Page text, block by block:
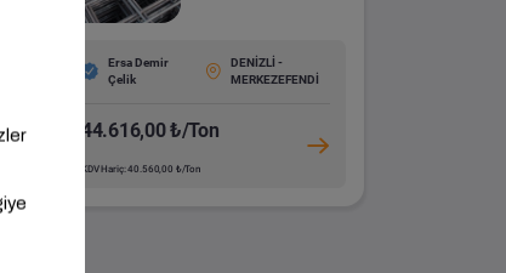
Ersa Demir
Çelik
DENİZLİ -
MERKEZEFENDİ
44.616,00 ₺/Ton
KDV Hariç: 40.560,00 ₺/Ton